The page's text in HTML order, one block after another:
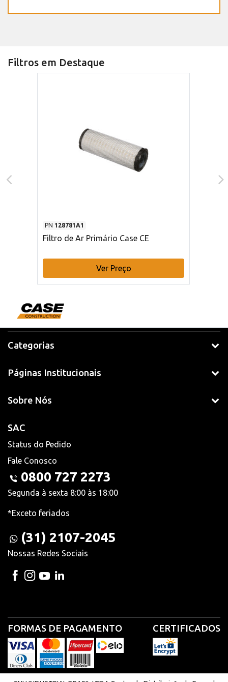
Filtros em Destaque
PN 128781A1
Filtro de Ar Primário Case CE
Ver Preço
Categorias
Páginas Institucionais
Sobre Nós
SAC
Status do Pedido
Fale Conosco
0800 727 2273
Segunda à sexta 8:00 às 18:00
*Exceto feriados
(31) 2107-2045
Nossas Redes Sociais
FORMAS DE PAGAMENTO CERTIFICADOS